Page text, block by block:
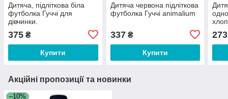
Дитяча, підліткова біла
футболка Гуччі для
дівчинки.
375 ₴
Купити
Дитяча червона підліткова
футболка Гуччі animalium
337₴
Купити
273
Акційні пропозиції та новинки
–10%